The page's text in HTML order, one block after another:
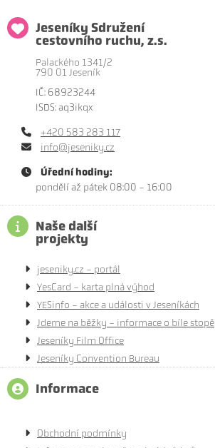
Jeseníky Sdružení
cestovního ruchu, z.s.
Palackého 1341/2
790 01 Jeseník
IČ: 68923244
ISDS: aq3ikqx
+420 583 283 117
info@jeseniky.cz
Úřední hodiny:
pondělí až pátek 08:00 - 16:00
Naše další
projekty
jeseniky.cz - portál
YesCard - karta plná výhod
YESinfo - akce a události v Jeseníkách
Jdeme na běžky - informace o bíle stopě
Jeseníky Film Office
Jeseníky Convention Bureau
Informace
Obchodní podmínky